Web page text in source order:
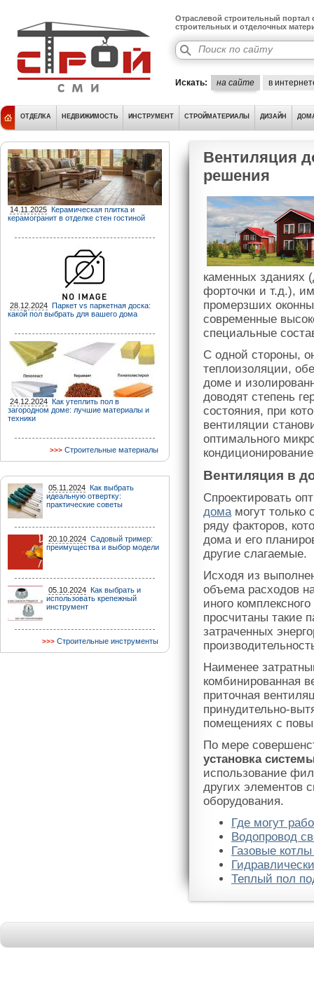
Отраслевой строительный портал
строительных и отделочных
Искать: на сайте в
ОТДЕЛКА НЕДВИЖИМОСТЬ ИНСТРУМЕНТ СТРОЙМАТЕРИАЛЫ ДИЗАЙН
14.11.2025 Керамическая плитка и
керамогранит в отделке стен гостиной
28.12.2024 Паркет vs паркетная доска:
какой пол выбрать для вашего дома
24.12.2024 Как утеплить пол в
загородном доме: лучшие материалы и
техники
Строительные материалы
05.11.2024 Как выбрать
идеальную отвертку:
практические советы
20.10.2024 Садовый тример:
преимущества и выбор модели
05.10.2024 Как выбрать и
использовать крепежный
инструмент
Строительные инструменты
Вентиляция
решения
каменных зданиях
форточки и т.д.),
промерзших
современные
специальные
С одной стороны,
теплоизоляции,
доме и
доводят степень
состояния, при
вентиляции
оптимального
Вентиляция в
Спроектировать
домамогут только
ряду факторов,
дома и его
другие слагаемые.
Исходя из
объема расходов
иного
просчитаны такие
затраченных
Наименее
комбинированная
приточная
принудительно-
помещениях с
По мере
установка
использование
других элементов
оборудования.
Где могут
Водопровод
Газовые
Теплый пол